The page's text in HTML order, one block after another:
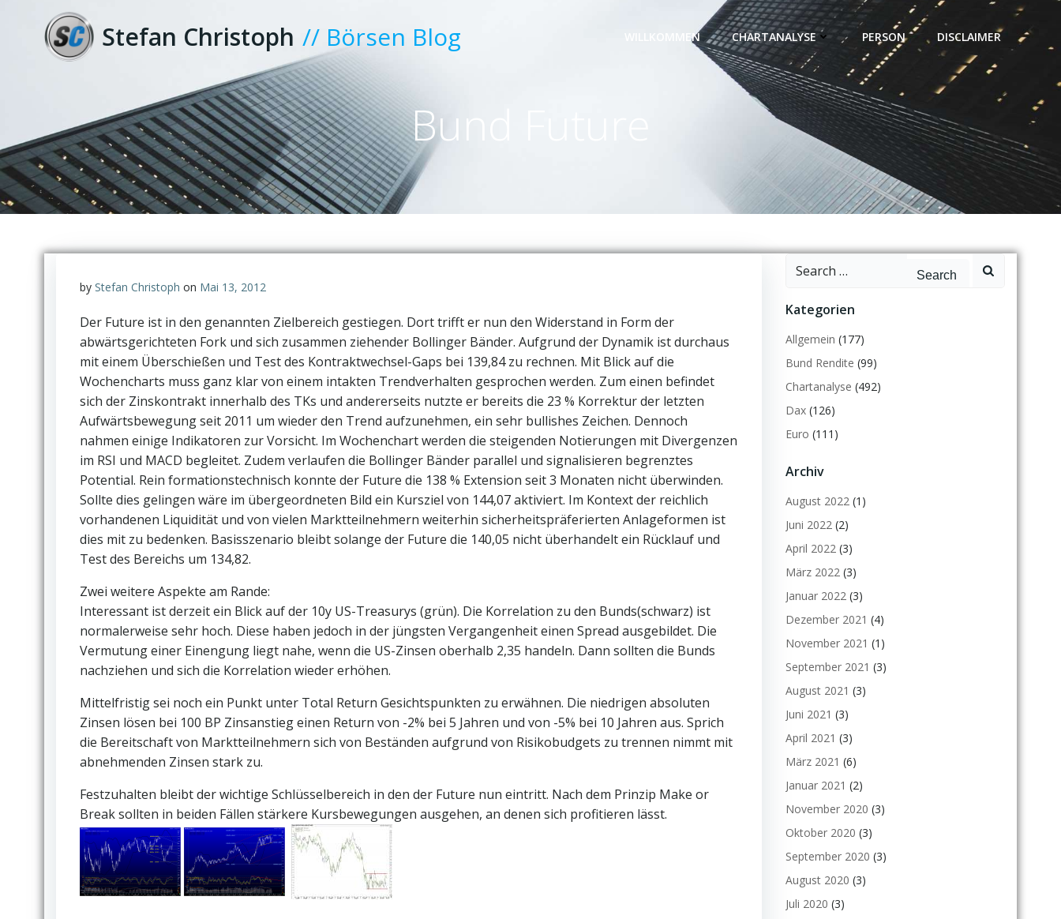
springen
Stefan Christoph // Börsen Blog WILLKOMMEN CHARTANALYSE PERSON DISCLAIMER
Bund Future
by Stefan Christoph on Mai 13, 2012
Der Future ist in den genannten Zielbereich gestiegen. Dort trifft er nun den Widerstand in Form der
abwärtsgerichteten Fork und sich zusammen ziehender Bollinger Bänder. Aufgrund der Dynamik ist durchaus
mit einem Überschießen und Test des Kontraktwechsel-Gaps bei 139,84 zu rechnen. Mit Blick auf die
Wochencharts muss ganz klar von einem intakten Trendverhalten gesprochen werden. Zum einen befindet
sich der Zinskontrakt innerhalb des TKs und andererseits nutzte er bereits die 23 % Korrektur der letzten
Aufwärtsbewegung seit 2011 um wieder den Trend aufzunehmen, ein sehr bullishes Zeichen. Dennoch
nahmen einige Indikatoren zur Vorsicht. Im Wochenchart werden die steigenden Notierungen mit Divergenzen
im RSI und MACD begleitet. Zudem verlaufen die Bollinger Bänder parallel und signalisieren begrenztes
Potential. Rein formationstechnisch konnte der Future die 138 % Extension seit 3 Monaten nicht überwinden.
Sollte dies gelingen wäre im übergeordneten Bild ein Kursziel von 144,07 aktiviert. Im Kontext der reichlich
vorhandenen Liquidität und von vielen Marktteilnehmern weiterhin sicherheitspräferierten Anlageformen ist
dies mit zu bedenken. Basisszenario bleibt solange der Future die 140,05 nicht überhandelt ein Rücklauf und
Test des Bereichs um 134,82.
Zwei weitere Aspekte am Rande:
Interessant ist derzeit ein Blick auf der 10y US-Treasurys (grün). Die Korrelation zu den Bunds(schwarz) ist
normalerweise sehr hoch. Diese haben jedoch in der jüngsten Vergangenheit einen Spread ausgebildet. Die
Vermutung einer Einengung liegt nahe, wenn die US-Zinsen oberhalb 2,35 handeln. Dann sollten die Bunds
nachziehen und sich die Korrelation wieder erhöhen.
Mittelfristig sei noch ein Punkt unter Total Return Gesichtspunkten zu erwähnen. Die niedrigen absoluten
Zinsen lösen bei 100 BP Zinsanstieg einen Return von -2% bei 5 Jahren und von -5% bei 10 Jahren aus. Sprich
die Bereitschaft von Marktteilnehmern sich von Beständen aufgrund von Risikobudgets zu trennen nimmt mit
abnehmenden Zinsen stark zu.
Festzuhalten bleibt der wichtige Schlüsselbereich in den der Future nun eintritt. Nach dem Prinzip Make or
Break sollten in beiden Fällen stärkere Kursbewegungen ausgehen, an denen sich profitieren lässt.
Search
Kategorien
Allgemein (177)
Bund Rendite (99)
Chartanalyse (492)
Dax (126)
Euro (111)
Archiv
August 2022 (1)
Juni 2022 (2)
April 2022 (3)
März 2022 (3)
Januar 2022 (3)
Dezember 2021 (4)
November 2021 (1)
September 2021 (3)
August 2021 (3)
Juni 2021 (3)
April 2021 (3)
März 2021 (6)
Januar 2021 (2)
November 2020 (3)
Oktober 2020 (3)
September 2020 (3)
August 2020 (3)
Juli 2020 (3)